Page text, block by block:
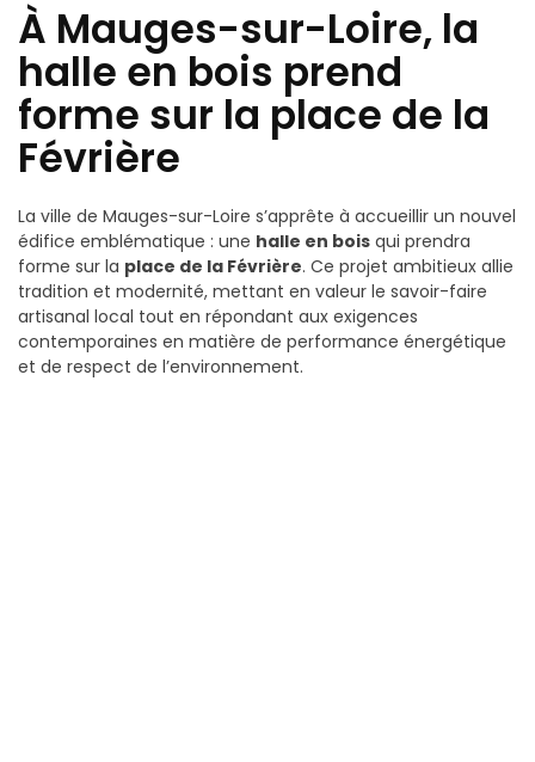
À Mauges-sur-Loire, la
halle en bois prend
forme sur la place de la
Févrière
La ville de Mauges-sur-Loire s’apprête à accueillir un nouvel
édifice emblématique : une halle en bois qui prendra
forme sur la place de la Févrière. Ce projet ambitieux allie
tradition et modernité, mettant en valeur le savoir-faire
artisanal local tout en répondant aux exigences
contemporaines en matière de performance énergétique
et de respect de l’environnement.